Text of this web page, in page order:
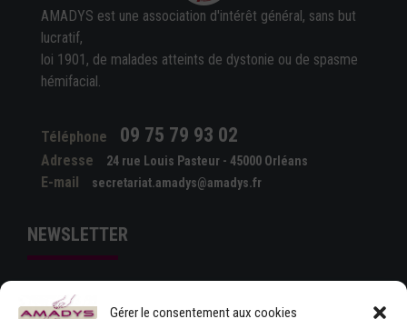
Gérer le consentement aux cookies
AMADYS est une association d'intérêt général, sans but
lucratif,
loi 1901, de malades atteints de dystonie ou de spasme
hémifacial.
Téléphone 09 75 79 93 02
Adresse 24 rue Louis Pasteur - 45000 Orléans
E-mail secretariat.amadys@amadys.fr
NEWSLETTER